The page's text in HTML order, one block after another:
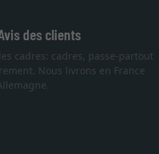
des clients
cadres: cadres, passe-partout
Nous livrons en France